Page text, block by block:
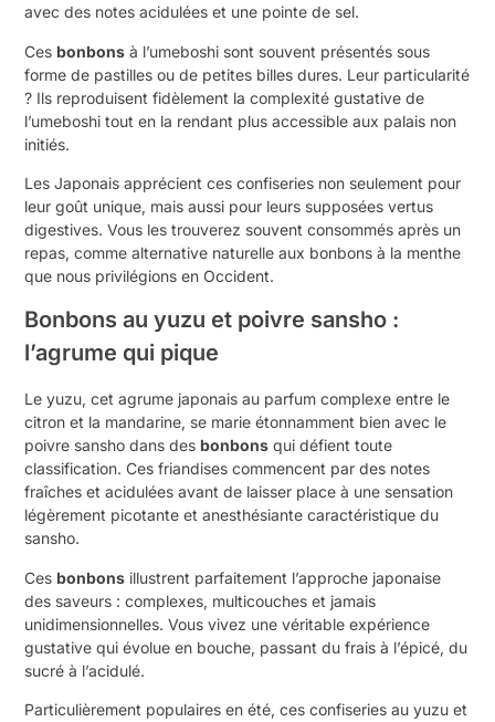
avec des notes acidulées et une pointe de sel.
Cesbonbons à l’umeboshi sont souvent présentés sous
forme de pastilles ou de petites billes dures. Leur particularité
? Ils reproduisent fidèlement la complexité gustative de
l’umeboshi tout en la rendant plus accessible aux palais non
initiés.
Les Japonais apprécient ces confiseries non seulement pour
leur goût unique, mais aussi pour leurs supposées vertus
digestives. Vous les trouverez souvent consommés après un
repas, comme alternative naturelle aux bonbons à la menthe
que nous privilégions en Occident.
Bonbons au yuzu et poivre sansho :
l’agrume qui pique
Le yuzu, cet agrume japonais au parfum complexe entre le
citron et la mandarine, se marie étonnamment bien avec le
poivre sansho dans desbonbons qui défient toute
classification. Ces friandises commencent par des notes
fraîches et acidulées avant de laisser place à une sensation
légèrement picotante et anesthésiante caractéristique du
sansho.
Cesbonbons illustrent parfaitement l’approche japonaise
des saveurs : complexes, multicouches et jamais
unidimensionnelles. Vous vivez une véritable expérience
gustative qui évolue en bouche, passant du frais à l’épicé, du
sucré à l’acidulé.
Particulièrement populaires en été, ces confiseries au yuzu et